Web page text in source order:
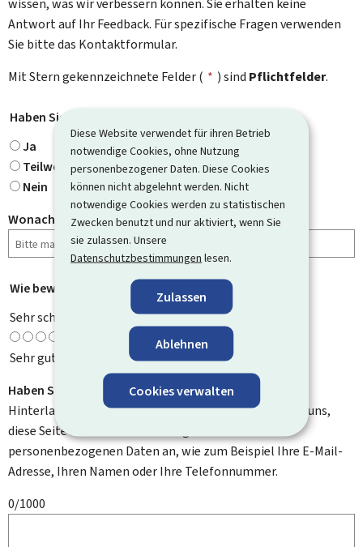
Diese Website verwendet für ihren Betrieb
notwendige Cookies, ohne Nutzung
personenbezogener Daten. Diese Cookies
können nicht abgelehnt werden. Nicht
notwendige Cookies werden zu statistischen
Zwecken benutzt und nur aktiviert, wenn Sie
sie zulassen. Unsere
Datenschutzbestimmungen lesen.
Zulassen
Ablehnen
Cookies verwalten
Antwort auf Ihr Feedback. Für spezifische Fragen verwenden
Sie bitte das Kontaktformular.
Mit Stern gekennzeichnete Felder ( * ) sind Pflichtfelder.
Haben Sie gefunden, wonach Sie gesucht haben?
Ja
Teilweise
Nein
Wonach haben Sie gesucht?
Wie bewerten Sie diese Seite?
Sehr schlecht
Sehr gut
Haben Sie Verbesserungsvorschläge?
Hinterlassen Sie uns einen Kommentar und helfen Sie uns,
diese Seite zu verbessern. Bitte geben Sie keine
personenbezogenen Daten an, wie zum Beispiel Ihre E-Mail-
Adresse, Ihren Namen oder Ihre Telefonnummer.
0/1000